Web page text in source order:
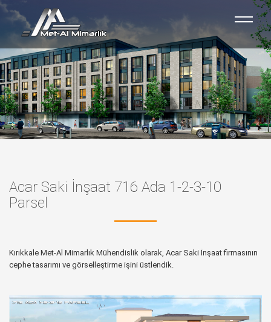
Acar Saki İnşaat 716 Ada 1-2-3-10
Parsel
Kırıkkale Met-Al Mimarlık Mühendislik olarak, Acar Saki İnşaatfirmasının
cephe tasarımı ve görselleştirme işini üstlendik.